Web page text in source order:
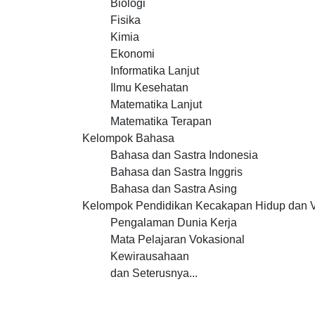
Biologi
Fisika
Kimia
Ekonomi
Informatika Lanjut
Ilmu Kesehatan
Matematika Lanjut
Matematika Terapan
Kelompok Bahasa
Bahasa dan Sastra Indonesia
Bahasa dan Sastra Inggris
Bahasa dan Sastra Asing
Kelompok Pendidikan Kecakapan Hidup dan
Pengalaman Dunia Kerja
Mata Pelajaran Vokasional
Kewirausahaan
dan Seterusnya...